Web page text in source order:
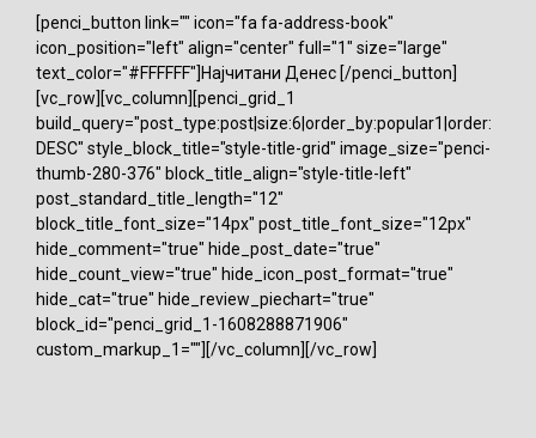
[penci_button link="" icon="fa fa-address-book"
icon_position="left" align="center" full="1" size="large"
text_color="#FFFFFF"]Најчитани Денес [/penci_button]
[vc_row][vc_column][penci_grid_1
build_query="post_type:post|size:6|order_by:popular1|order:
DESC" style_block_title="style-title-grid" image_size="penci-
thumb-280-376" block_title_align="style-title-left"
post_standard_title_length="12"
block_title_font_size="14px" post_title_font_size="12px"
hide_comment="true" hide_post_date="true"
hide_count_view="true" hide_icon_post_format="true"
hide_cat="true" hide_review_piechart="true"
block_id="penci_grid_1-1608288871906"
custom_markup_1=""][/vc_column][/vc_row]